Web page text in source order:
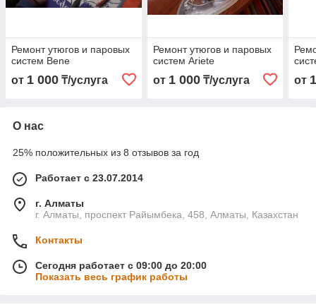
Ремонт утюгов и паровых
систем Bene
от 1 000 ₸/услуга
Ремонт утюгов и паровых
систем Ariete
от 1 000₸/услуга от
О нас
25% положительных из 8 отзывов за год
Работает с 23.07.2014
г. Алматы
г. Алматы, проспект Райымбека, 458, Алматы, Казахстан
Контакты
Сегодня работает с 09:00 до 20:00
Показать весь график работы